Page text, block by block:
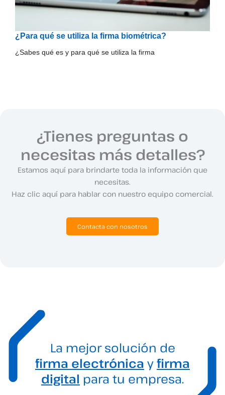
¿Para qué se utiliza la firma biométrica?
¿Sabes qué es y para qué se utiliza la firma
¿Tienes preguntas o
necesitas más detalles?
Estamos aquí para brindarte toda la información que
necesitas.
Haz clic aquí para hablar con nuestro equipo comercial.
Contacta con nosotros
La mejor solución de
firma electrónica yfirma
digital para tu empresa.